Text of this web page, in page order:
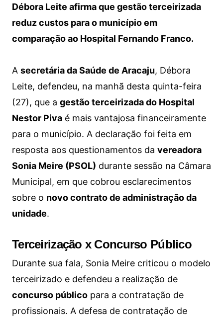
Débora Leite afirma que gestão terceirizada
reduz custos para o município em
comparação ao Hospital Fernando Franco.
A secretária da Saúde de Aracaju, Débora
Leite, defendeu, na manhã desta quinta-feira
(27), que a gestão terceirizada do Hospital
Nestor Piva é mais vantajosa financeiramente
para o município. A declaração foi feita em
resposta aos questionamentos da vereadora
Sonia Meire (PSOL) durante sessão na Câmara
Municipal, em que cobrou esclarecimentos
sobre o novo contrato de administração da
unidade.
Terceirização x Concurso Público
Durante sua fala, Sonia Meire criticou o modelo
terceirizado e defendeu a realização de
concurso público para a contratação de
profissionais. A defesa de contratação de